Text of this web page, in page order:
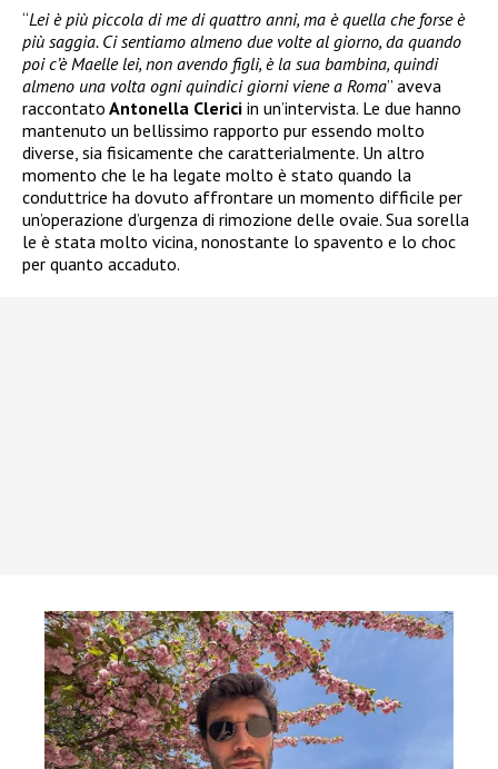
“Lei è più piccola di me di quattro anni, ma è quella che forse è
più saggia. Ci sentiamo almeno due volte al giorno, da quando
poi c’è Maelle lei, non avendo figli, è la sua bambina, quindi
almeno una volta ogni quindici giorni viene a Roma” aveva
raccontato Antonella Clerici in un’intervista. Le due hanno
mantenuto un bellissimo rapporto pur essendo molto
diverse, sia fisicamente che caratterialmente. Un altro
momento che le ha legate molto è stato quando la
conduttrice ha dovuto affrontare un momento difficile per
un’operazione d’urgenza di rimozione delle ovaie. Sua sorella
le è stata molto vicina, nonostante lo spavento e lo choc
per quanto accaduto.